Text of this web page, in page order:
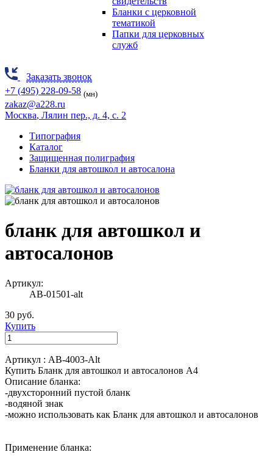
Бланки с церковной
тематикой
Папки для церковных
служб
Заказать звонок
+7 (495) 228-09-58 (мн)
zakaz@a228.ru
Москва, Лялин пер., д. 4, с. 2
Типография
Каталог
Защищенная полиграфия
Бланки для автошкол и автосалона
бланк для автошкол и
автосалонов
Артикул:
АВ-01501-alt
30 руб.
Купить
Артикул : АВ-4003-Alt
Купить Бланк для автошкол и автосалонов А4
Описание бланка:
-двухсторонний пустой бланк
-водяной знак
-можно использовать как Бланк для автошкол и автосалонов
Применение бланка: